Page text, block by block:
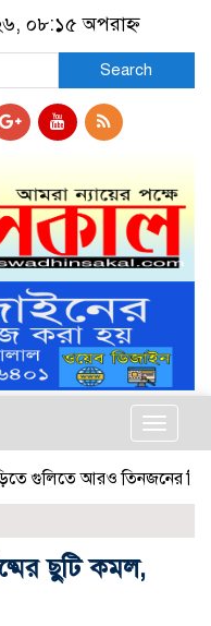
০৮:১৫ অপরাহ্ন
Search
Toggle
গুলিতে আরও তিনজনের নিহত
ছুটি কমল,